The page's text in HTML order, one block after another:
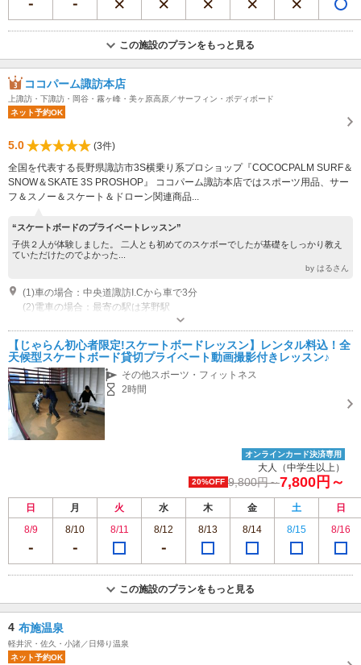
この施設のプランをもっと見る
ココパーム諏訪本店
上諏訪・下諏訪・岡谷・霧ヶ峰・美ヶ原高原／サーフィン・ボディボード
ネット予約OK
5.0
(3件)
全国を代表する長野県諏訪市3S横乗り系プロショップ『COCOCPALM SURF＆
SNOW＆SKATE 3S PROSHOP』 ココパーム諏訪本店ではスポーツ用品、サー
フ＆スノー＆スケート＆ドローン関連商品...
“スケートボードのプライベートレッスン”
子供２人が体験しました。 二人とも初めてのスケボーでしたが基礎をしっかり教え
ていただけたのでよかった...
by はるさん
(1)車の場合：中央道諏訪I.Cから車で3分
(2)電車の場合：最寄の駅は茅野駅
オープン：ココパーム諏訪本店 長野県諏訪市沖田町3-68ココモールB号
【じゃらん初心者限定!スケートボードレッスン】レンタル料込！全
天候型スケートボード貸切プライベート動画撮影付きレッスン♪
その他スポーツ・フィットネス
2時間
オンラインカード決済専用
大人（中学生以上）
20%OFF 9,800円～7,800円～
日 月 火 水 木 金 土
日
8/9
8/10 8/11 8/12 8/13 8/14 8/15 8/16
この施設のプランをもっと見る
4 布施温泉
軽井沢・佐久・小諸／日帰り温泉
ネット予約OK